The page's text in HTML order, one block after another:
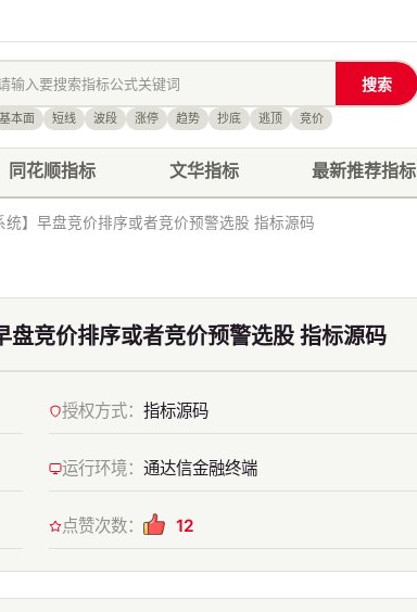
搜索
基本面 短线 波段 涨停 趋势 抄底 逃顶 竞价
同花顺指标 文华指标 最新推荐指标
】早盘竞价排序或者竞价预警选股 指标源码
竞价排序或者竞价预警选股 指标源码
授权方式： 指标源码
运行环境： 通达信金融终端
点赞次数： 12